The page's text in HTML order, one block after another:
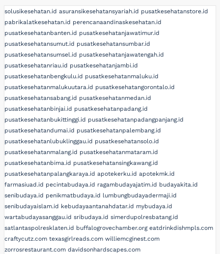
solusikesehatan.id asuransikesehatansyariah.id pusatkesehatanstore.id
pabrikalatkesehatan.id perencanaandinaskesehatan.id
pusatkesehatanbanten.id pusatkesehatanjawatimur.id
pusatkesehatansumut.id pusatkesehatansumbar.id
pusatkesehatansumsel.id pusatkesehatanjawatengah.id
pusatkesehatanriau.id pusatkesehatanjambi.id
pusatkesehatanbengkulu.id pusatkesehatanmaluku.id
pusatkesehatanmalukuutara.id pusatkesehatangorontalo.id
pusatkesehatansabang.id pusatkesehatanmedan.id
pusatkesehatanbinjai.id pusatkesehatanpadang.id
pusatkesehatanbukittinggi.id pusatkesehatanpadangpanjang.id
pusatkesehatandumai.id pusatkesehatanpalembang.id
pusatkesehatanlubuklinggau.id pusatkesehatansolo.id
pusatkesehatanmalang.id pusatkesehatanmataram.id
pusatkesehatanbima.id pusatkesehatansingkawang.id
pusatkesehatanpalangkaraya.id apotekerku.id apotekmk.id
farmasiuad.id pecintabudaya.id ragambudayajatim.id budayakita.id
senibudaya.id penikmatbudaya.id lumbungbudayadermaji.id
senibudayaislam.id kebudayaantanahdatar.id mybudaya.id
wartabudayasanggau.id sribudaya.id simerdupolresbatang.id
satlantaspolresklaten.id buffalogrovechamber.org eatdrinkdishmpls.com
craftycutz.com texasgirlreads.com williemcginest.com
zorrosrestaurant.com davidsonhardscapes.com